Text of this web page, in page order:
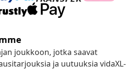
joukkoon, jotka saavat
ja uutuuksia vidaXL-